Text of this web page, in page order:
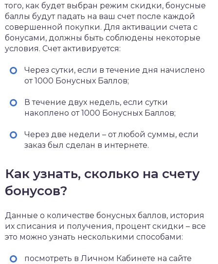
того, как будет выбран режим скидки, бонусные
баллы будут падать на ваш счет после каждой
совершенной покупки. Для активации счета с
бонусами, должны быть соблюдены некоторые
условия. Счет активируется:
Через сутки, если в течение дня начислено
от 1000 Бонусных Баллов;
В течение двух недель, если сутки
накоплено от 1000 Бонусных Баллов;
Через две недели – от любой суммы, если
заказ был сделан в интернете.
Как узнать, сколько на счету
бонусов?
Данные о количестве бонусных баллов, история
их списания и получения, процент скидки – все
это можно узнать несколькими способами:
посмотреть в Личном Кабинете на сайте